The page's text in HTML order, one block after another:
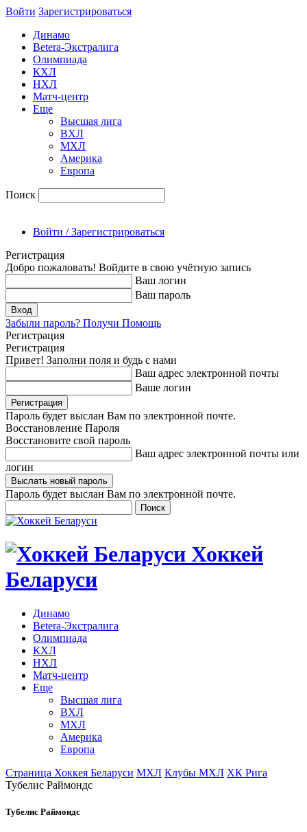
Войти Зарегиcтрироваться
Динамо
Betera-Экстралига
Олимпиада
КХЛ
НХЛ
Матч-центр
Еще
Высшая лига
ВХЛ
МХЛ
Америка
Европа
Поиск
Войти / Зарегистрироваться
Регистрация
Добро пожаловать! Войдите в свою учётную запись
Ваш логин
Ваш пароль
Забыли пароль? Получи Помощь
Регистрация
Регистрация
Привет! Заполни поля и будь с нами
Ваш адрес электронной почты
Ваше логин
Пароль будет выслан Вам по электронной почте.
Восстановление Пароля
Восстановите свой пароль
Ваш адрес электронной почты или
логин
Пароль будет выслан Вам по электронной почте.
Хоккей
Беларуси
Динамо
Betera-Экстралига
Олимпиада
КХЛ
НХЛ
Матч-центр
Еще
Высшая лига
ВХЛ
МХЛ
Америка
Европа
Страница Хоккея Беларуси МХЛ Клубы МХЛ ХК Рига
Тубелис Раймондс
Тубелис Раймондс